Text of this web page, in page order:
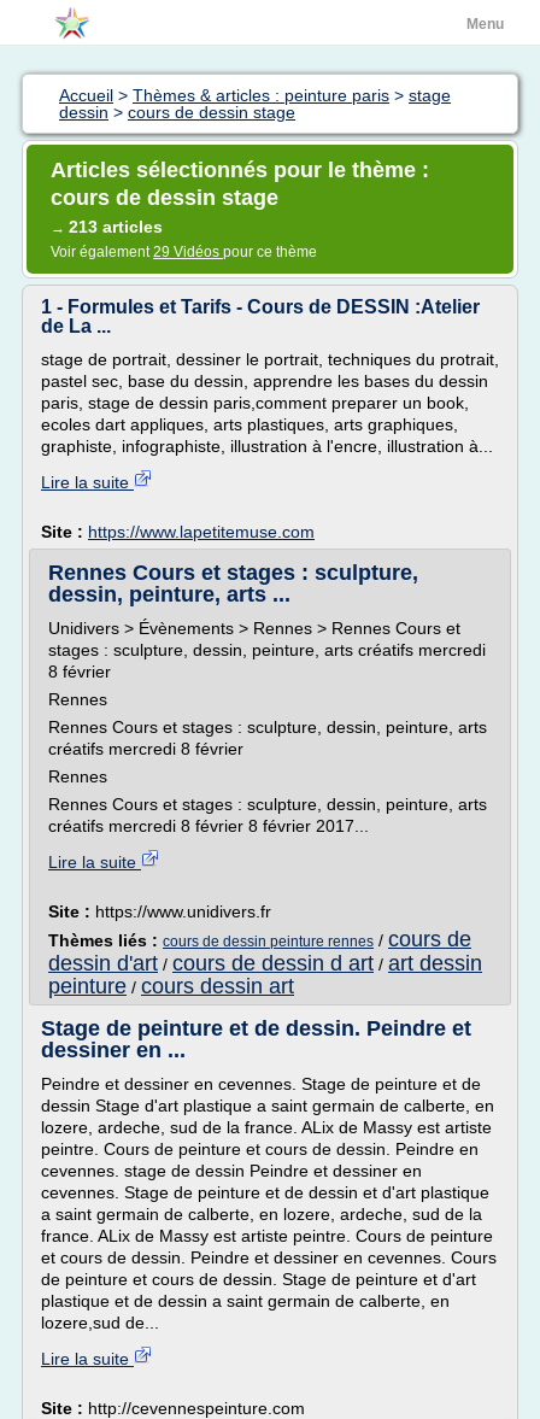
Menu
Accueil > Thèmes & articles : peinture paris > stage
dessin > cours de dessin stage
Articles sélectionnés pour le thème :
cours de dessin stage
→ 213 articles
Voir également29 Vidéos pour ce thème
1 - Formules et Tarifs - Cours de DESSIN :Atelier
de La ...
stage de portrait, dessiner le portrait, techniques du protrait,
pastel sec, base du dessin, apprendre les bases du dessin
paris, stage de dessin paris,comment preparer un book,
ecoles dart appliques, arts plastiques, arts graphiques,
graphiste, infographiste, illustration à l'encre, illustration à...
Lire la suite
Site : https://www.lapetitemuse.com
Rennes Cours et stages : sculpture,
dessin, peinture, arts ...
Unidivers > Évènements > Rennes > Rennes Cours et
stages : sculpture, dessin, peinture, arts créatifs mercredi
8 février
Rennes
Rennes Cours et stages : sculpture, dessin, peinture, arts
créatifs mercredi 8 février
Rennes
Rennes Cours et stages : sculpture, dessin, peinture, arts
créatifs mercredi 8 février 8 février 2017...
Lire la suite
Site : https://www.unidivers.fr
Thèmes liés : cours de dessin peinture rennes / cours de
dessin d'art / cours de dessin d art / art dessin
peinture / cours dessin art
Stage de peinture et de dessin. Peindre et
dessiner en ...
Peindre et dessiner en cevennes. Stage de peinture et de
dessin Stage d'art plastique a saint germain de calberte, en
lozere, ardeche, sud de la france. ALix de Massy est artiste
peintre. Cours de peinture et cours de dessin. Peindre en
cevennes. stage de dessin Peindre et dessiner en
cevennes. Stage de peinture et de dessin et d'art plastique
a saint germain de calberte, en lozere, ardeche, sud de la
france. ALix de Massy est artiste peintre. Cours de peinture
et cours de dessin. Peindre et dessiner en cevennes. Cours
de peinture et cours de dessin. Stage de peinture et d'art
plastique et de dessin a saint germain de calberte, en
lozere,sud de...
Lire la suite
Site : http://cevennespeinture.com